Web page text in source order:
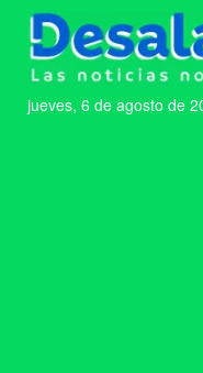
jueves, 6 de agosto de